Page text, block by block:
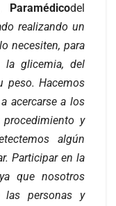
Paramédicodel
realizando un
necesiten, para
glicemia, del
peso. Hacemos
acercarse a los
y
algún
Participar en la
que nosotros
las personas y